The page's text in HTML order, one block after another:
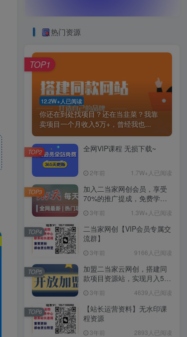
热门资源
12.2W+人已阅读
你还在到处找项目？还在当韭菜？我靠
卖项目一个月收入5万+，曾经我也...
TOP1
全网VIP课程 无损下载~
2年前 1.7W+人已阅读
TOP2
加入二当家网创会员，享受
70%的推广提成，免费学习
大神。
3年前 1.3W+人已阅读
TOP3
二当家网创【VIP会员专属交
流群】
3年前 9166人已阅读
TOP4
加盟二当家云网创，搭建同
款项目资源站，实现月入5万
3年前 4639人已阅读
TOP5
【站长运营资料】无水印课
程资源
3年前 2893人已阅读
TOP6